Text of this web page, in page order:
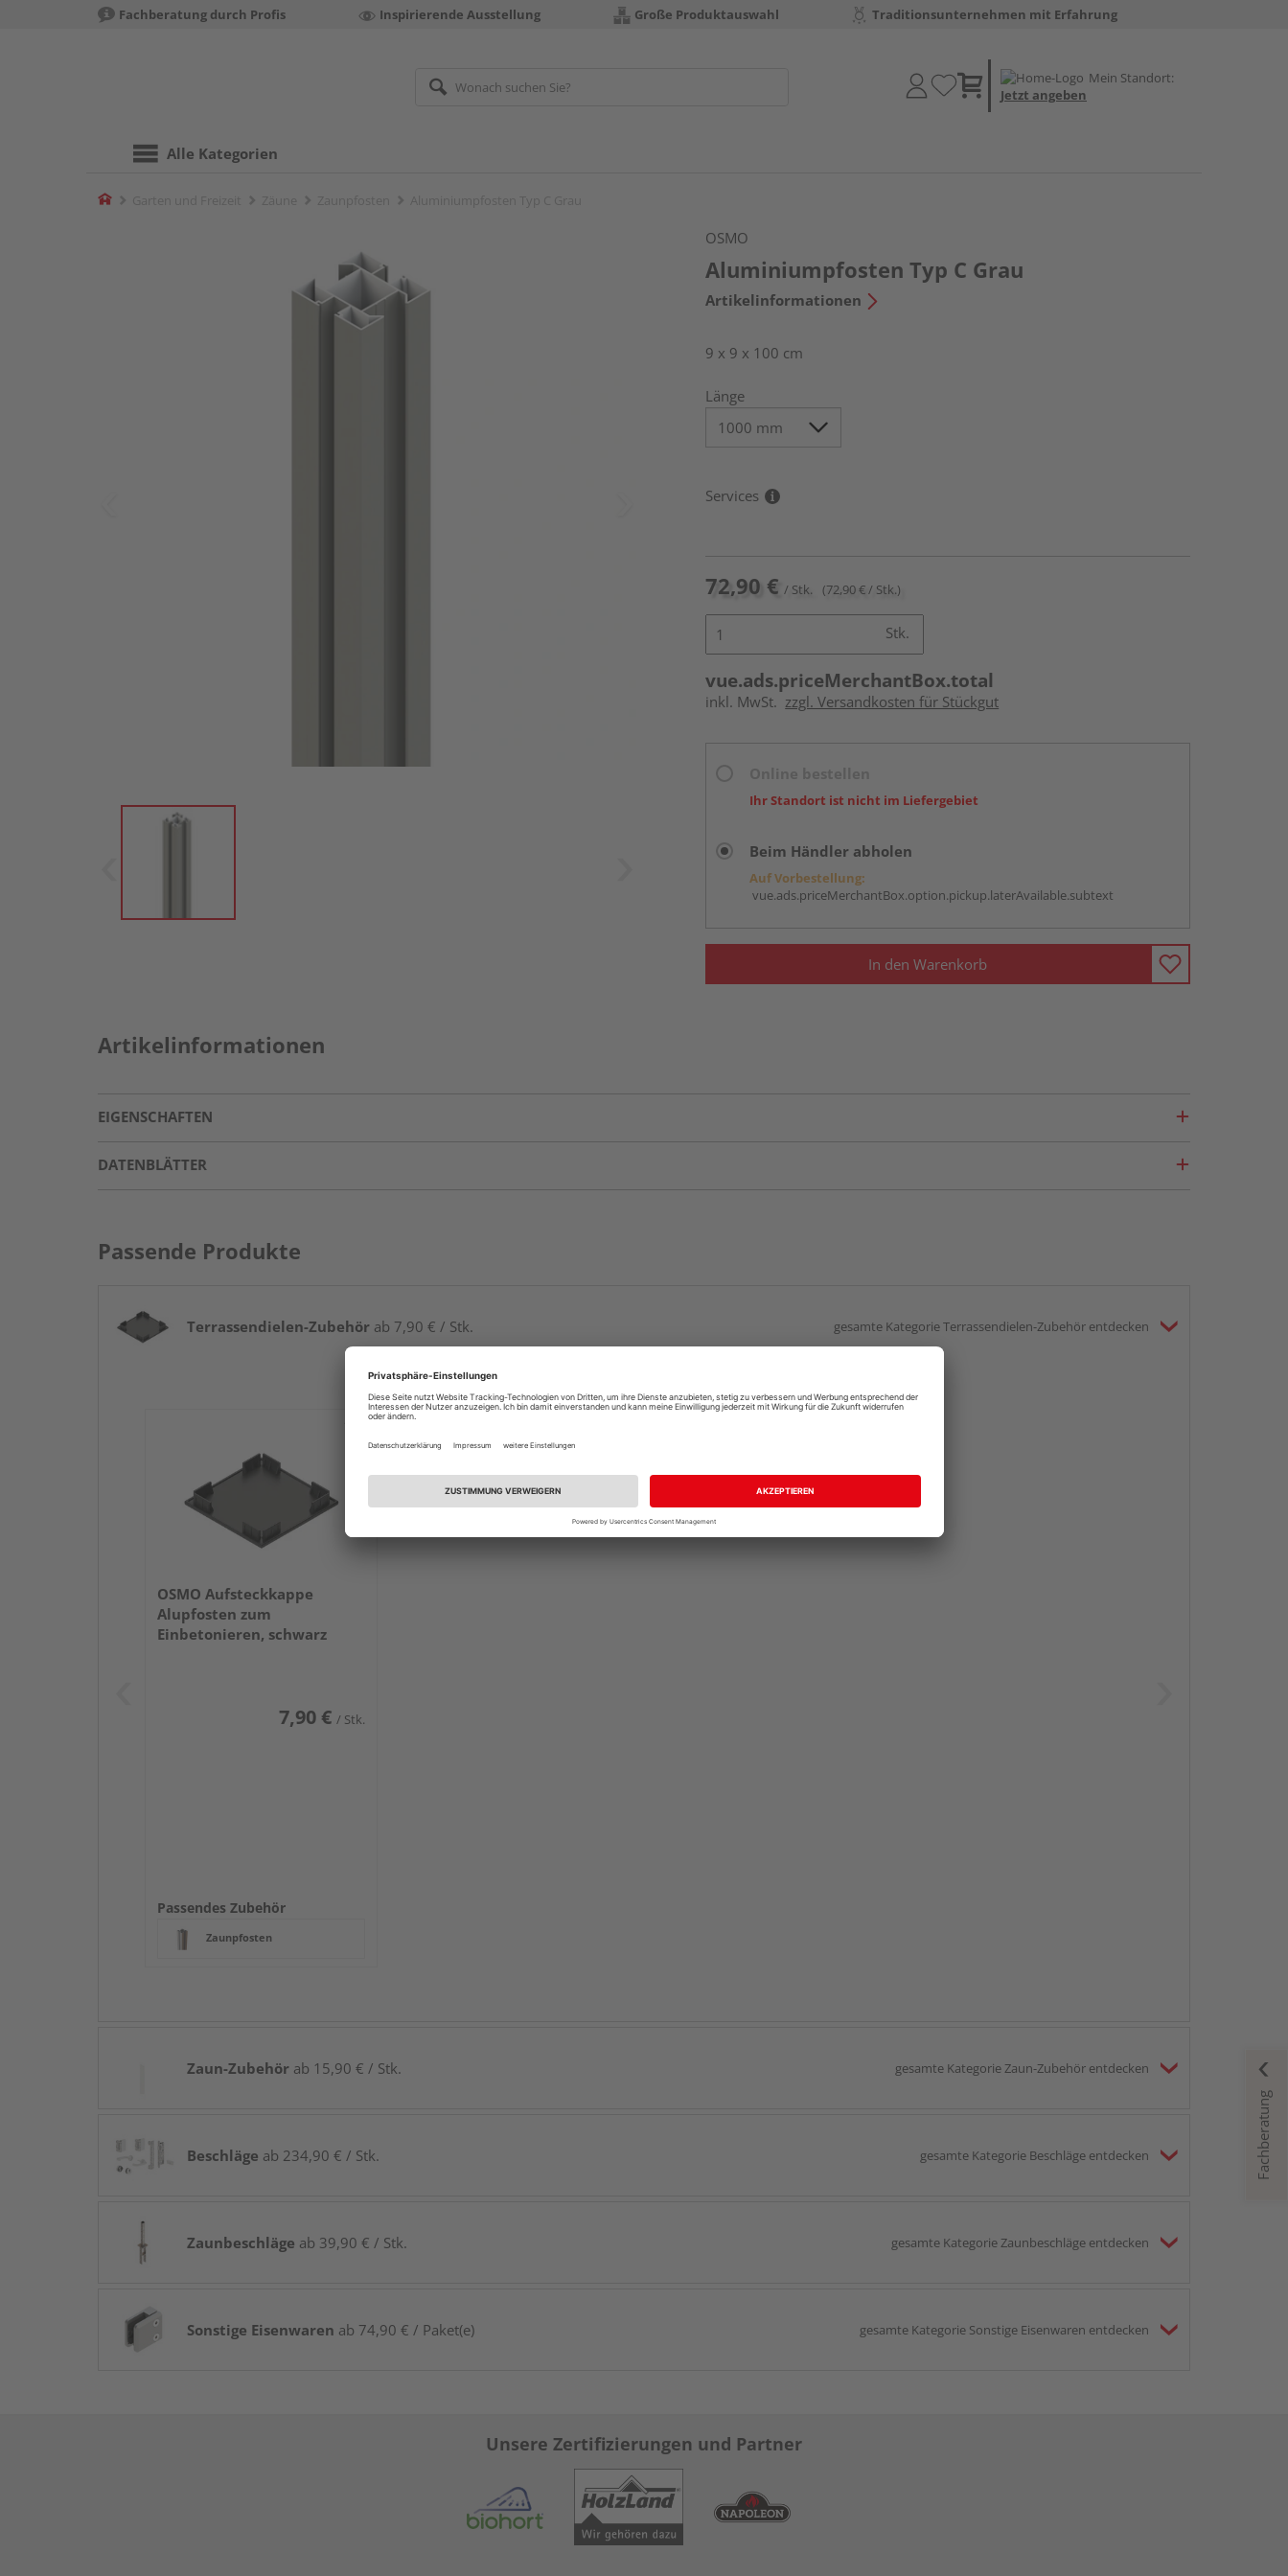
Fachberatung durch Profis Inspirierende Ausstellung Große Produktauswahl Traditionsunternehmen mit Erfahrung
Mein Standort:
Jetzt angeben
Alle Kategorien
Home
OSMO
Aluminiumpfosten Typ C Grau
Artikelinformationen
9 x 9 x 100 cm
Länge
Services
72,90 € / Stk. (72,90 € / Stk.)
Stk.
vue.ads.priceMerchantBox.total
inkl. MwSt. zzgl. Versandkosten für Stückgut
Ihr Standort ist nicht im Liefergebiet
Beim Händler abholen
Auf Vorbestellung:
vue.ads.priceMerchantBox.option.pickup.laterAvailable.subtext
In den Warenkorb
Artikelinformationen
EIGENSCHAFTEN
DATENBLÄTTER
Passende Produkte
Terrassendielen-Zubehör ab 7,90 € / Stk. gesamte Kategorie Terrassendielen-Zubehör entdecken
OSMO Aufsteckkappe
Alupfosten zum
Einbetonieren, schwarz
7,90 € / Stk.
Passendes Zubehör
Zaunpfosten
Zaun-Zubehör ab 15,90 € / Stk. gesamte Kategorie Zaun-Zubehör entdecken
Beschläge ab 234,90 € / Stk. gesamte Kategorie Beschläge entdecken
Zaunbeschläge ab 39,90 € / Stk. gesamte Kategorie Zaunbeschläge entdecken
Sonstige Eisenwaren ab 74,90 € / Paket(e) gesamte Kategorie Sonstige Eisenwaren entdecken
Fachberatung
Unsere Zertifizierungen und Partner